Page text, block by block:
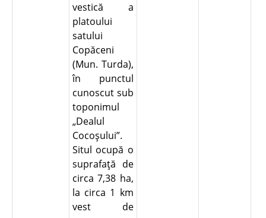
vestică a
platoului
satului
Copăceni
(Mun. Turda),
în punctul
cunoscut sub
toponimul
„Dealul
Cocoşului”.
Situl ocupă o
suprafaţă de
circa 7,38 ha,
la circa 1 km
vest de